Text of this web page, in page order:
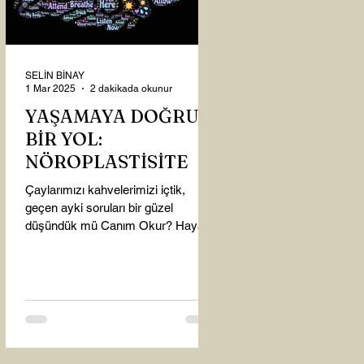
YAŞAMAYA DOĞRU
BİR YOL:
NÖROPLASTİSİTE
Çaylarımızı kahvelerimizi içtik,
geçen ayki soruları bir güzel
düşündük mü Canım Okur? Hayatta
SELİN BİNAY
1 Mar 2025
2 dakikada okunur